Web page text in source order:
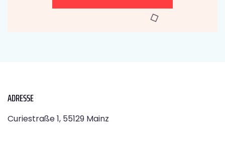
ADRESSE
Curiestraße 1, 55129 Mainz